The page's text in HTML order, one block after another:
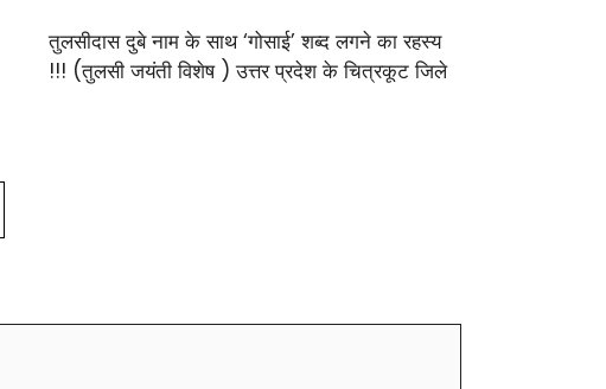
तुलसीदास दुबे नाम के साथ ‘गोसाई’ शब्द लगने का रहस्य
!!! (तुलसी जयंती विशेष ) उत्तर प्रदेश के चित्रकूट जिले